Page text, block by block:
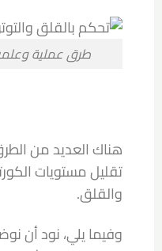
طرق عملية
هناك العديد من
تقليل مستويات
والقلق.